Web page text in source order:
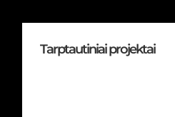
Tarptautiniai projektai